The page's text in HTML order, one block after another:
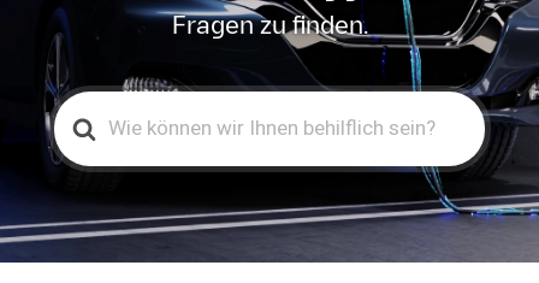
Fragen zu finden.
Search
For